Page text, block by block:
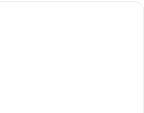
Studio Standard - 1 sovrum |